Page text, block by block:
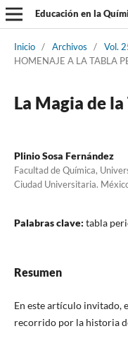
Educación en la
Inicio / Archivos / Vol.
HOMENAJE A LA TABLA
La Magia de
Plinio Sosa Fernández
Facultad de Química,
Ciudad Universitaria.
Palabras clave: tabla
Resumen
En este artículo invitado,
recorrido por la historia